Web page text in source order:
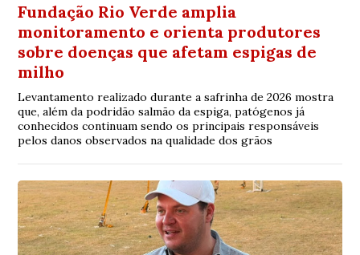
Fundação Rio Verde amplia
monitoramento e orienta produtores
sobre doenças que afetam espigas de
milho
Levantamento realizado durante a safrinha de 2026 mostra
que, além da podridão salmão da espiga, patógenos já
conhecidos continuam sendo os principais responsáveis
pelos danos observados na qualidade dos grãos